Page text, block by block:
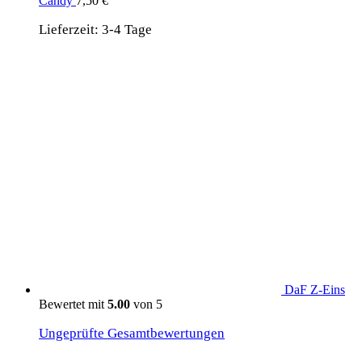
Lieferzeit: 3-4 Tage
DaF Z-Eins
Bewertet mit 5.00 von 5
Ungeprüfte Gesamtbewertungen